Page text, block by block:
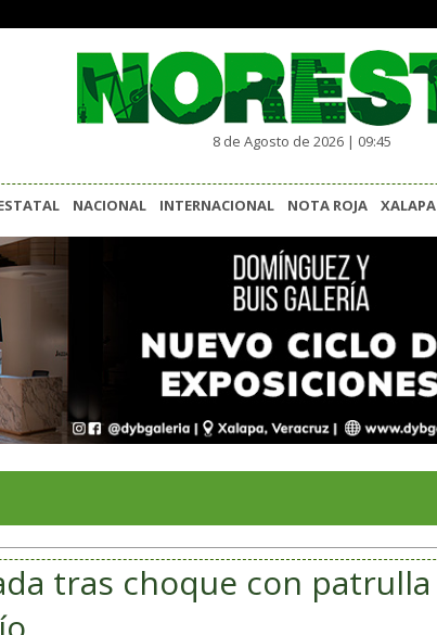
8 de Agosto de 2026 | 09:45
NACIONAL INTERNACIONAL NOTA ROJA XALAPA
tras choque con patrulla